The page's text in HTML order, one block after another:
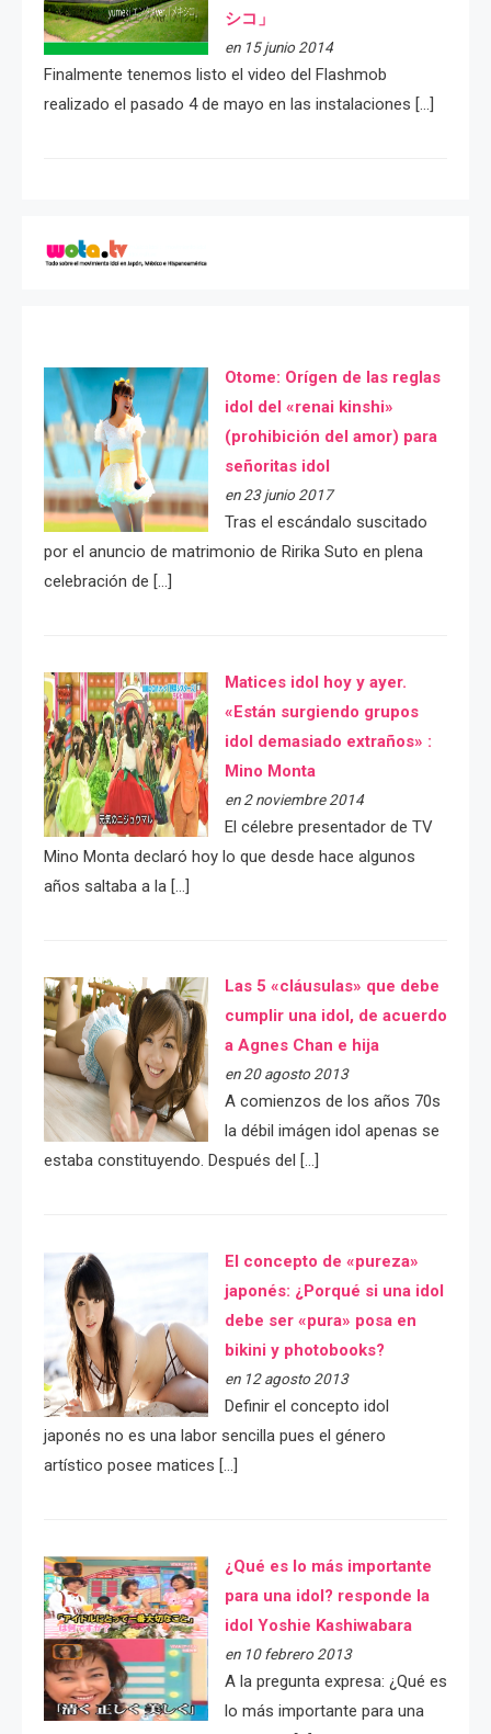
シコ」
en 15 junio 2014
Finalmente tenemos listo el video del Flashmob
realizado el pasado 4 de mayo en las instalaciones […]
Otome: Orígen de las reglas
idol del «renai kinshi»
(prohibición del amor) para
señoritas idol
en 23 junio 2017
Tras el escándalo suscitado
por el anuncio de matrimonio de Ririka Suto en plena
celebración de […]
Matices idol hoy y ayer.
«Están surgiendo grupos
idol demasiado extraños» :
Mino Monta
en 2 noviembre 2014
El célebre presentador de TV
Mino Monta declaró hoy lo que desde hace algunos
años saltaba a la […]
Las 5 «cláusulas» que debe
cumplir una idol, de acuerdo
a Agnes Chan e hija
en 20 agosto 2013
A comienzos de los años 70s
la débil imágen idol apenas se
estaba constituyendo. Después del […]
El concepto de «pureza»
japonés: ¿Porqué si una idol
debe ser «pura» posa en
bikini y photobooks?
en 12 agosto 2013
Definir el concepto idol
japonés no es una labor sencilla pues el género
artístico posee matices […]
¿Qué es lo más importante
para una idol? responde la
idol Yoshie Kashiwabara
en 10 febrero 2013
A la pregunta expresa: ¿Qué es
lo más importante para una